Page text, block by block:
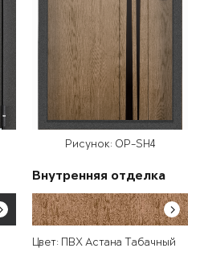
Рисунок: OP-SH4
Внутренняя отделка
Цвет: ПВХ Астана Табачный